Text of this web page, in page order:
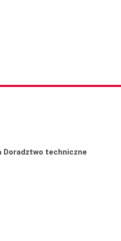
Doradztwo techniczne